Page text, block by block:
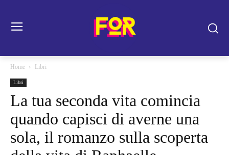
Home Libri
Libri
La tua seconda vita comincia
quando capisci di averne una
sola, il romanzo sulla scoperta